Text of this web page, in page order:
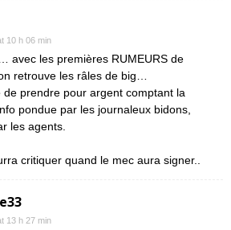
10 h 06 min
avec les premières RUMEURS de
retrouve les râles de big…
de prendre pour argent comptant la
pondue par les journaleux bidons,
les agents.
critiquer quand le mec aura signer..
13 h 27 min